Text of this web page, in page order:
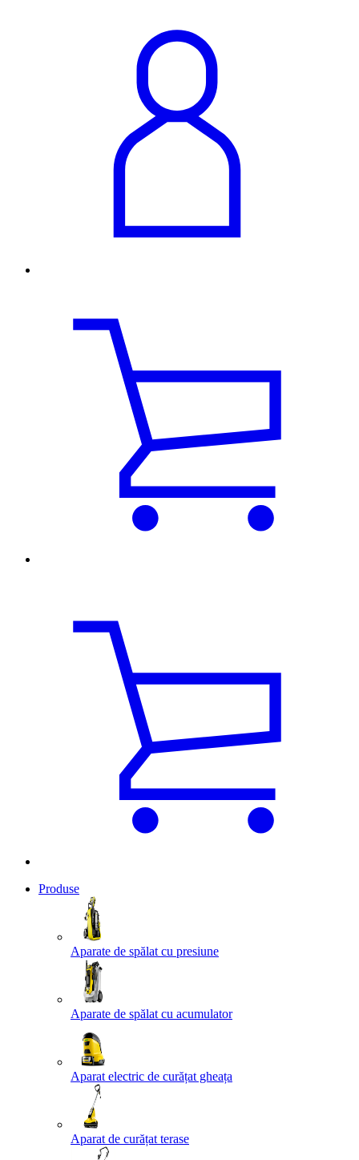
Produse
Aparate de spălat cu presiune
Aparate de spălat cu acumulator
Aparat electric de curățat gheața
Aparat de curățat terase